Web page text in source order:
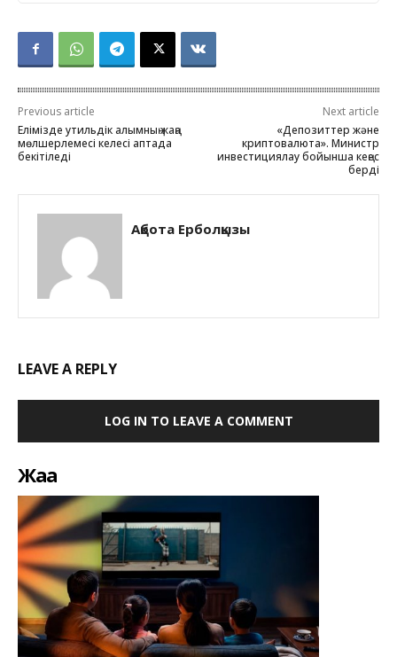
Previous article
Елімізде утильдік алымның жаңа
мөлшерлемесі келесі аптада
бекітіледі
Next article
«Депозиттер және
криптовалюта». Министр
инвестициялау бойынша кеңес
берді
Ақбота Ерболқызы
LEAVE A REPLY
LOG IN TO LEAVE A COMMENT
Жаңа